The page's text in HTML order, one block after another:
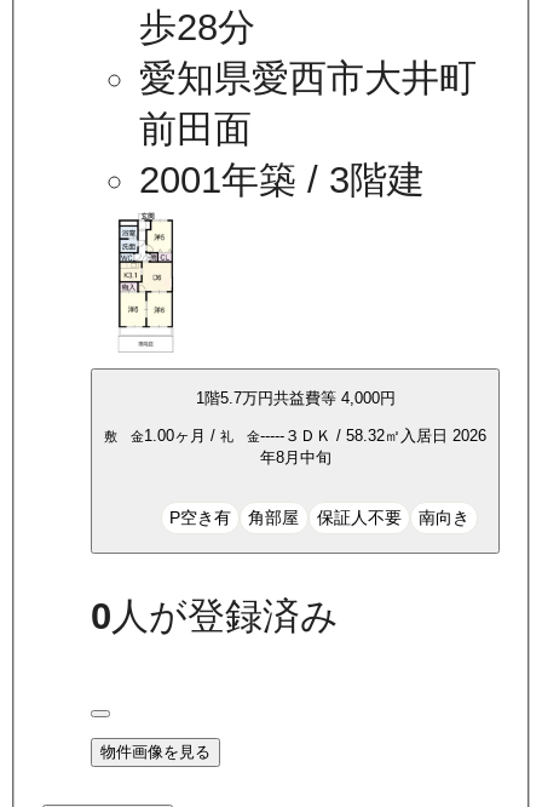
歩28分
愛知県愛西市大井町
前田面
2001年築 / 3階建
1階5.7万円共益費等 4,000円
敷 金1.00ヶ月 / 礼 金----- ３ＤＫ / 58.32㎡ 入居日 2026
年8月中旬
P空き有 角部屋 保証人不要 南向き
0人が登録済み
物件画像を見る